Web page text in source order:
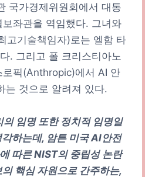
국가경제위원회에서 대통
좌관을 역임했다. 그녀와
고기술책임자)로는 엘함 타
. 그리고 폴 크리스티아노
로픽(Anthropic)에서 AI 안
는 것으로 알려져 있다.
의 임명 또한 정치적 임명일
하는데, 암튼 미국 AI안전
따른 NIST의 중립성 논란
핵심 자원으로 간주하는,